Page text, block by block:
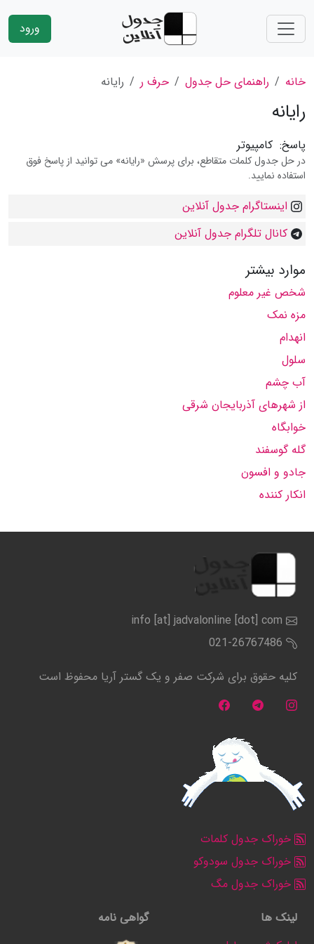
ورود
خانه راهنمای حل جدول حرف ر رایانه
رایانه
پاسخ: کامپیوتر
در حل جدول کلمات متقاطع، برای پرسش «رایانه» می توانید از پاسخ فوق
استفاده نمایید.
اینستاگرام جدول آنلاین
کانال تلگرام جدول آنلاین
موارد بیشتر
شخص غیر معلوم
مزه نمک
انهدام
سلول
آب چشم
از شهرهای آذربایجان شرقی
خوابگاه
گله گوسفند
جادو و افسون
انکار کننده
info [at] jadvalonline [dot] com
021-26767486
کلیه حقوق برای شرکت صفر و یک گستر آریا محفوظ است
خوراک جدول کلمات
خوراک جدول سودوکو
خوراک جدول مگ
لینک ها
گواهی نامه